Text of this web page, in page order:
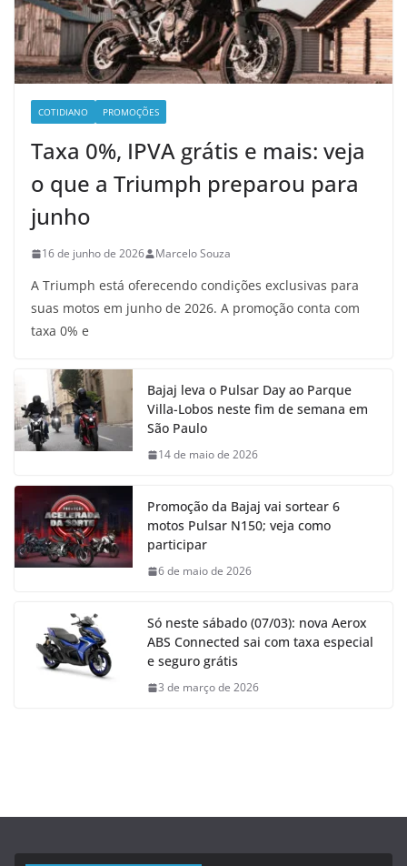
COTIDIANO PROMOÇÕES
Taxa 0%, IPVA grátis e mais: veja
o que a Triumph preparou para
junho
16 de junho de 2026 Marcelo Souza
A Triumph está oferecendo condições exclusivas para
suas motos em junho de 2026. A promoção conta com
taxa 0% e
Bajaj leva o Pulsar Day ao Parque
Villa-Lobos neste fim de semana em
São Paulo
14 de maio de 2026
Promoção da Bajaj vai sortear 6
motos Pulsar N150; veja como
participar
6 de maio de 2026
Só neste sábado (07/03): nova Aerox
ABS Connected sai com taxa especial
e seguro grátis
3 de março de 2026